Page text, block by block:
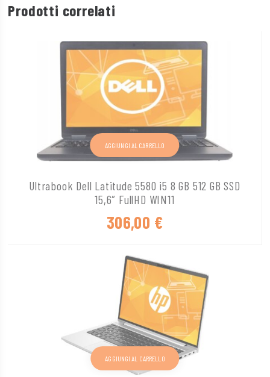
Prodotti correlati
Ultrabook Dell Latitude 5580 i5 8 GB 512 GB SSD
15,6″ FullHD WIN11
306,00 €
AGGIUNGI AL CARRELLO
AGGIUNGI AL CARRELLO